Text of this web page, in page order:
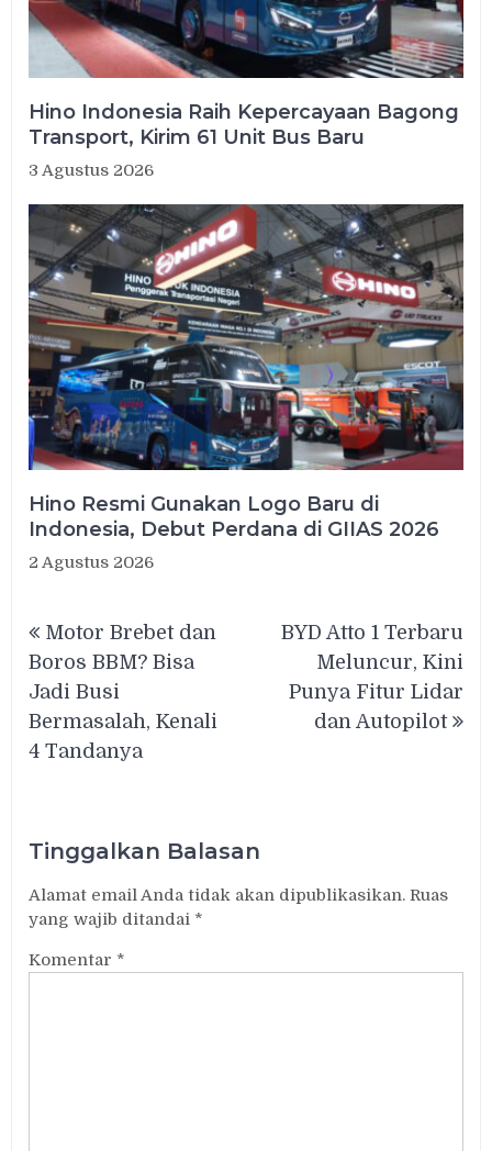
Hino Indonesia Raih Kepercayaan Bagong
Transport, Kirim 61 Unit Bus Baru
3 Agustus 2026
Hino Resmi Gunakan Logo Baru di
Indonesia, Debut Perdana di GIIAS 2026
2 Agustus 2026
pos
Motor Brebet dan
Boros BBM? Bisa
Jadi Busi
Bermasalah, Kenali
4 Tandanya
BYD Atto 1 Terbaru
Meluncur, Kini
Punya Fitur Lidar
dan Autopilot
Tinggalkan Balasan
Alamat email Anda tidak akan dipublikasikan. Ruas
yang wajib ditandai *
Komentar *